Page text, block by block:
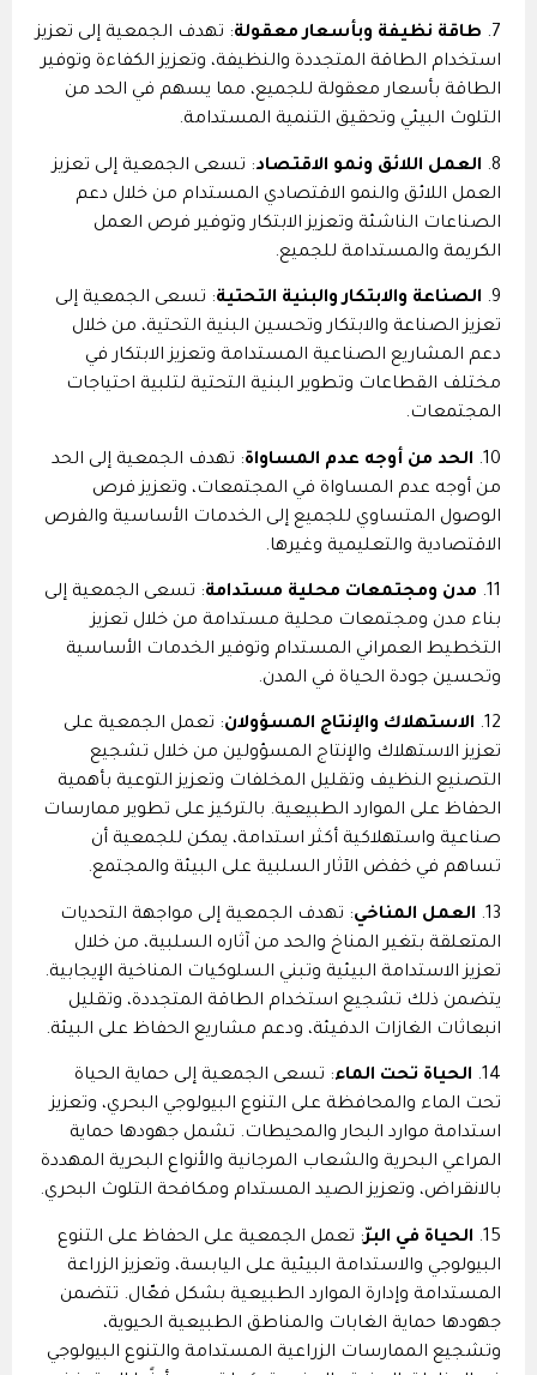
7. طاقة نظيفة وبأسعار معقولة: تهدف الجمعية إلى تعزيز
استخدام الطاقة المتجددة والنظيفة، وتعزيز الكفاءة وتوفير
الطاقة بأسعار معقولة للجميع، مما يسهم في الحد من
التلوث البيئي وتحقيق التنمية المستدامة.
8. العمل اللائق ونمو الاقتصاد: تسعى الجمعية إلى تعزيز
العمل اللائق والنمو الاقتصادي المستدام من خلال دعم
الصناعات الناشئة وتعزيز الابتكار وتوفير فرص العمل
الكريمة والمستدامة للجميع.
9. الصناعة والابتكار والبنية التحتية: تسعى الجمعية إلى
تعزيز الصناعة والابتكار وتحسين البنية التحتية، من خلال
دعم المشاريع الصناعية المستدامة وتعزيز الابتكار في
مختلف القطاعات وتطوير البنية التحتية لتلبية احتياجات
المجتمعات.
10. الحد من أوجه عدم المساواة: تهدف الجمعية إلى الحد
من أوجه عدم المساواة في المجتمعات، وتعزيز فرص
الوصول المتساوي للجميع إلى الخدمات الأساسية والفرص
الاقتصادية والتعليمية وغيرها.
11. مدن ومجتمعات محلية مستدامة: تسعى الجمعية إلى
بناء مدن ومجتمعات محلية مستدامة من خلال تعزيز
التخطيط العمراني المستدام وتوفير الخدمات الأساسية
وتحسين جودة الحياة في المدن.
12. الاستهلاك والإنتاج المسؤولان: تعمل الجمعية على
تعزيز الاستهلاك والإنتاج المسؤولين من خلال تشجيع
التصنيع النظيف وتقليل المخلفات وتعزيز التوعية بأهمية
الحفاظ على الموارد الطبيعية. بالتركيز على تطوير ممارسات
صناعية واستهلاكية أكثر استدامة، يمكن للجمعية أن
تساهم في خفض الآثار السلبية على البيئة والمجتمع.
13. العمل المناخي: تهدف الجمعية إلى مواجهة التحديات
المتعلقة بتغير المناخ والحد من آثاره السلبية، من خلال
تعزيز الاستدامة البيئية وتبني السلوكيات المناخية الإيجابية.
يتضمن ذلك تشجيع استخدام الطاقة المتجددة، وتقليل
انبعاثات الغازات الدفيئة، ودعم مشاريع الحفاظ على البيئة.
14. الحياة تحت الماء: تسعى الجمعية إلى حماية الحياة
تحت الماء والمحافظة على التنوع البيولوجي البحري، وتعزيز
استدامة موارد البحار والمحيطات. تشمل جهودها حماية
المراعي البحرية والشعاب المرجانية والأنواع البحرية المهددة
بالانقراض، وتعزيز الصيد المستدام ومكافحة التلوث البحري.
15. الحياة في البرّ: تعمل الجمعية على الحفاظ على التنوع
البيولوجي والاستدامة البيئية على اليابسة، وتعزيز الزراعة
المستدامة وإدارة الموارد الطبيعية بشكل فعّال. تتضمن
جهودها حماية الغابات والمناطق الطبيعية الحيوية،
وتشجيع الممارسات الزراعية المستدامة والتنوع البيولوجي